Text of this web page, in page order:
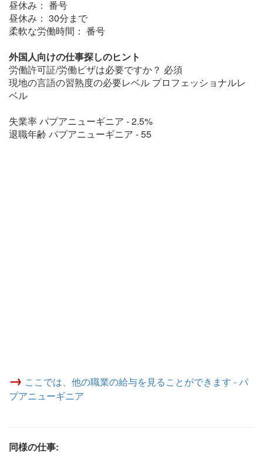
昼休み： 番号
昼休み： 30分まで
柔軟な労働時間： 番号
外国人向けの仕事探しのヒント
労働許可証/労働ビザは必要ですか？ 必須
現地の言語の習熟度の必要レベル プロフェッショナルレ
ベル
失業率 パプアニューギニア - 2.5%
退職年齢 パプアニューギニア - 55
→ ここでは、他の職業の給与を見ることができます - パ
プアニューギニア
同様の仕事: